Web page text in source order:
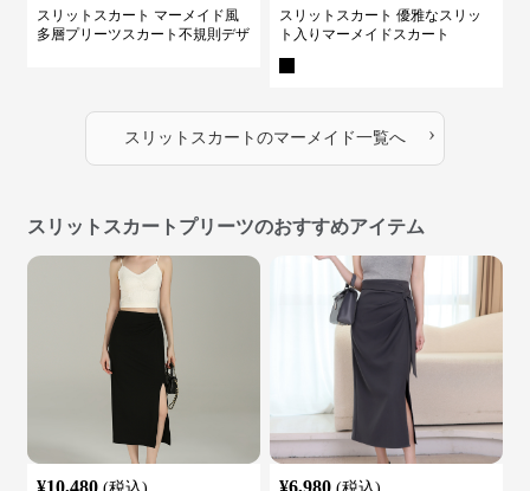
スリットスカート マーメイド風
多層プリーツスカート不規則デザ
スリットスカート 優雅なスリッ
ト入りマーメイドスカート
スリットスカート のマーメイド一覧へ ›
スリットスカートプリーツのおすすめアイテム
¥10,480 ¥6,980